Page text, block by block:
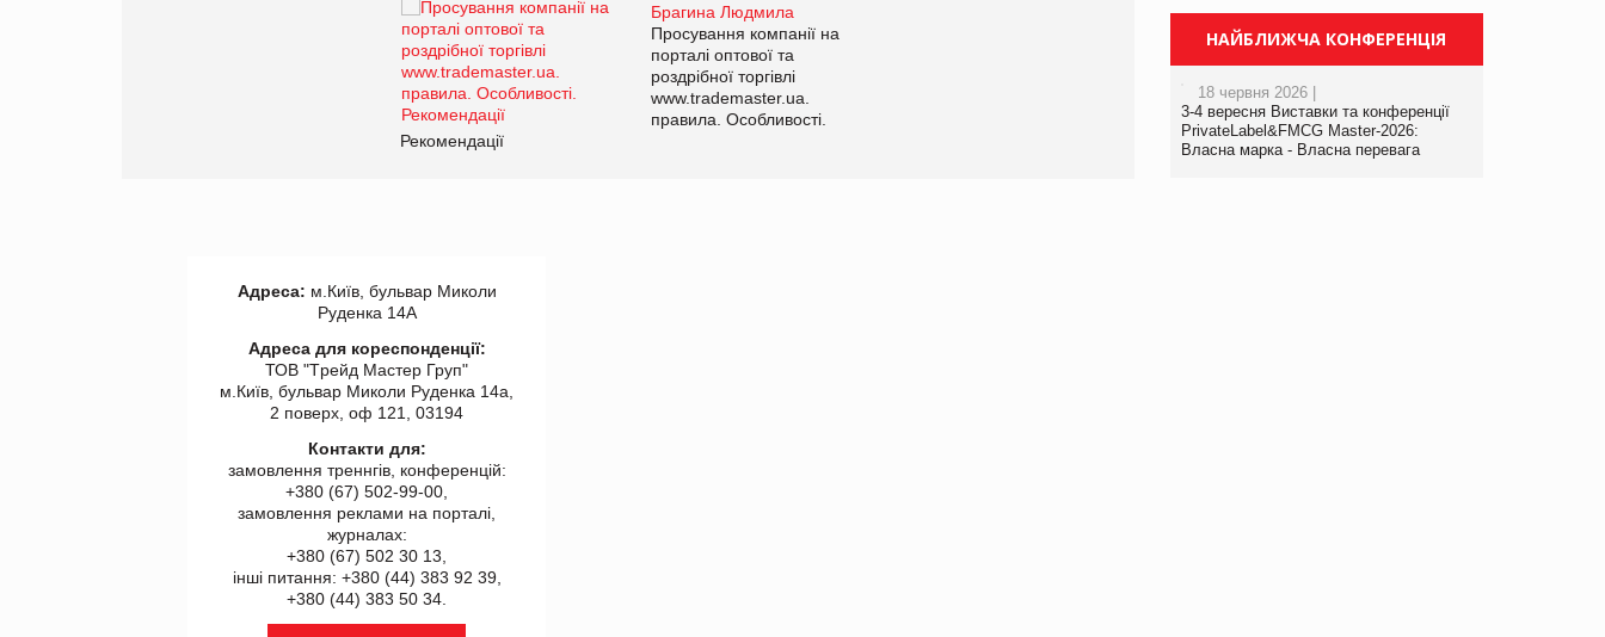
Брагина Людмила
Просування компанії на
порталі оптової та
роздрібної торгівлі
www.trademaster.ua.
правила. Особливості.
Рекомендації
Брагина Людмила
Просування компанії на
www.trademaster.ua.
правила. Особливості.
НАЙБЛИЖЧА КОНФЕРЕНЦІЯ
18 червня 2026 |
3-4 вересня Виставки та конференції
PrivateLabel&FMCG Master-2026:
Власна марка - Власна перевага
Адреса: м.Київ, бульвар Миколи
Руденка 14А
Адреса для кореспонденції:
ТОВ "Tрейд Мастер Груп"
м.Київ, бульвар Миколи Руденка 14а,
2 поверх, оф 121, 03194
Контакти для:
замовлення треннгів, конференцій:
+380 (67) 502-99-00,
замовлення реклами на порталі,
журналах:
+380 (67) 502 30 13,
інші питання: +380 (44) 383 92 39,
+380 (44) 383 50 34.